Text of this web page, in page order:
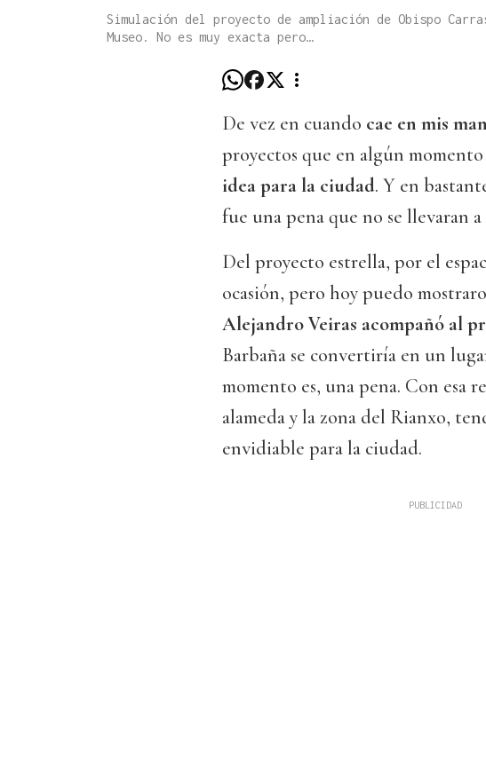
Simulación del proyecto de ampliación de Obispo
Museo. No es muy exacta pero…
De vez en cuando cae en mis
proyectos que en algún
idea para la ciudad. Y en
fue una pena que no se llevaran a
Del proyecto estrella, por el
ocasión, pero hoy puedo
Alejandro Veiras acompañó al
Barbaña se convertiría en un
momento es, una pena. Con esa
alameda y la zona del Rianxo,
envidiable para la ciudad.